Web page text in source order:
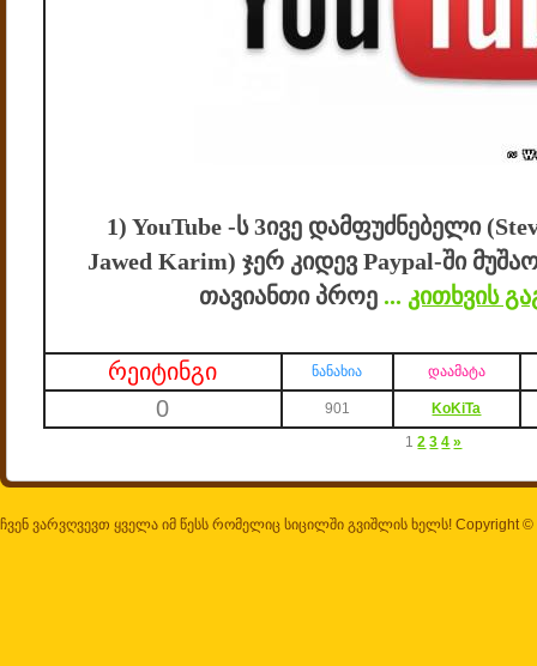
1) YouTube -ს 3ივე დამფუძნებელი
Jawed Karim) ჯერ კიდევ Paypal-ში
თავიანთი პროე ... კითხვის
რეიტინგი ნანახია დაამატა
0 901
KoKiTa
1 2 3 4 »
ჩვენ ვარვღვევთ ყველა იმ წესს რომელიც სიცილში გვიშლის ხელს! Copyright ©